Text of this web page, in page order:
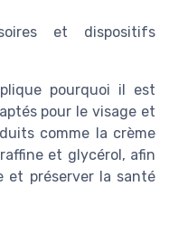
et dispositifs
pourquoi il est
pour le visage et
comme la crème
et glycérol, afin
et préserver la santé